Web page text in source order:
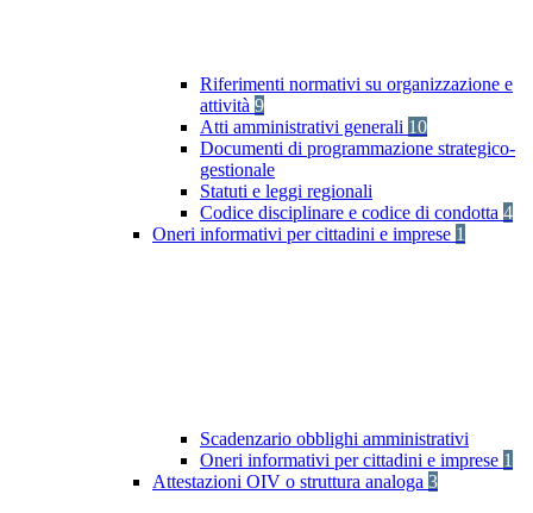
Riferimenti normativi su organizzazione e
attività 9
Atti amministrativi generali 10
Documenti di programmazione strategico-
gestionale
Statuti e leggi regionali
Codice disciplinare e codice di condotta 4
Oneri informativi per cittadini e imprese 1
Scadenzario obblighi amministrativi
Oneri informativi per cittadini e imprese 1
Attestazioni OIV o struttura analoga 3